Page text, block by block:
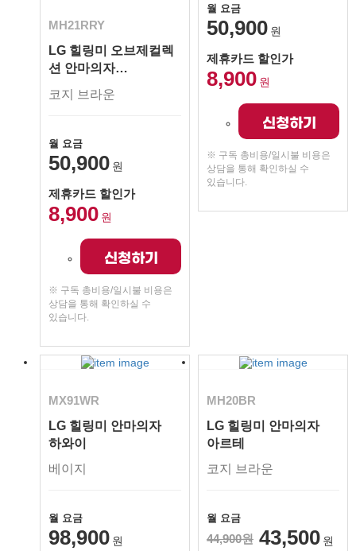
MH21RRY
LG 힐링미 오브제컬렉
션 안마의자
코지 브라운
월 요금
50,900 원
제휴카드 할인가
8,900 원
신청하기
※ 구독 총비용/일시불 비용은
상담을 통해 확인하실 수
있습니다.
월 요금
50,900 원
제휴카드 할인가
8,900 원
신청하기
※ 구독 총비용/일시불 비용은
상담을 통해 확인하실 수
있습니다.
MX91WR
LG 힐링미 안마의자
하와이
베이지
월 요금
98,900 원
MH20BR
LG 힐링미 안마의자
아르테
코지 브라운
월 요금
44,900원 43,500 원